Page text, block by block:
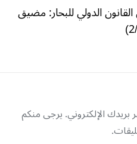
الدولي للبحار: مضيق
الإلكتروني. يرجى منكم